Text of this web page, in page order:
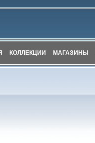
КОЛЛЕКЦИИ МАГАЗИНЫ